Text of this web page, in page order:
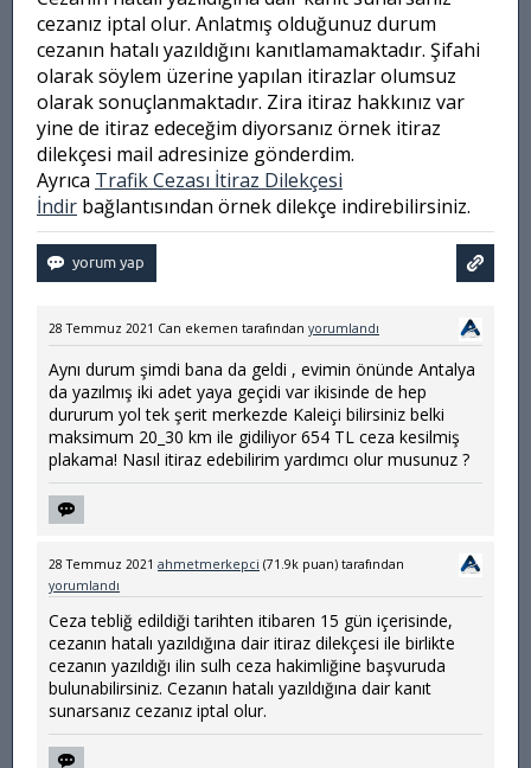
cezanız iptal olur. Anlatmış olduğunuz durum
cezanın hatalı yazıldığını kanıtlamamaktadır. Şifahi
olarak söylem üzerine yapılan itirazlar olumsuz
olarak sonuçlanmaktadır. Zira itiraz hakkınız var
yine de itiraz edeceğim diyorsanız örnek itiraz
dilekçesi mail adresinize gönderdim.
Ayrıca Trafik Cezası İtiraz Dilekçesi
İndir bağlantısından örnek dilekçe indirebilirsiniz.
28 Temmuz 2021 Can ekemen tarafından yorumlandı
Aynı durum şimdi bana da geldi , evimin önünde Antalya
da yazılmış iki adet yaya geçidi var ikisinde de hep
dururum yol tek şerit merkezde Kaleiçi bilirsiniz belki
maksimum 20_30 km ile gidiliyor 654 TL ceza kesilmiş
plakama! Nasıl itiraz edebilirim yardımcı olur musunuz ?
28 Temmuz 2021 ahmetmerkepci (71.9k puan) tarafından
yorumlandı
Ceza tebliğ edildiği tarihten itibaren 15 gün içerisinde,
cezanın hatalı yazıldığına dair itiraz dilekçesi ile birlikte
cezanın yazıldığı ilin sulh ceza hakimliğine başvuruda
bulunabilirsiniz. Cezanın hatalı yazıldığına dair kanıt
sunarsanız cezanız iptal olur.